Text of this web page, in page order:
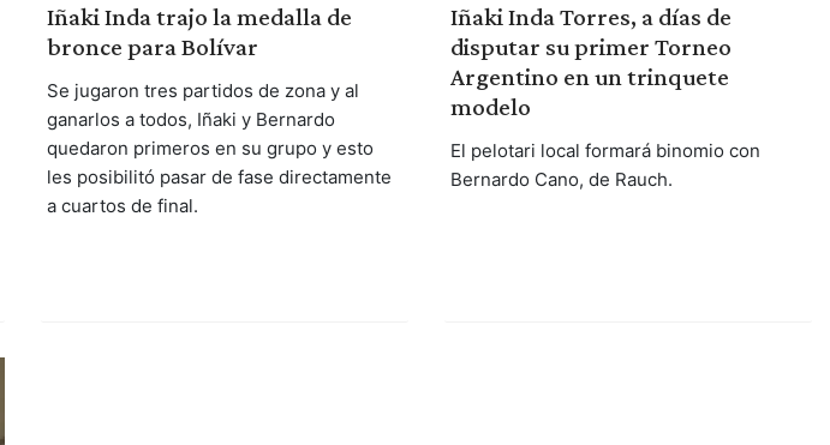
Iñaki Inda trajo la medalla de
bronce para Bolívar
Se jugaron tres partidos de zona y al
ganarlos a todos, Iñaki y Bernardo
quedaron primeros en su grupo y esto
les posibilitó pasar de fase directamente
a cuartos de final.
Iñaki Inda Torres, a días de
disputar su primer Torneo
Argentino en un trinquete
modelo
El pelotari local formará binomio con
Bernardo Cano, de Rauch.